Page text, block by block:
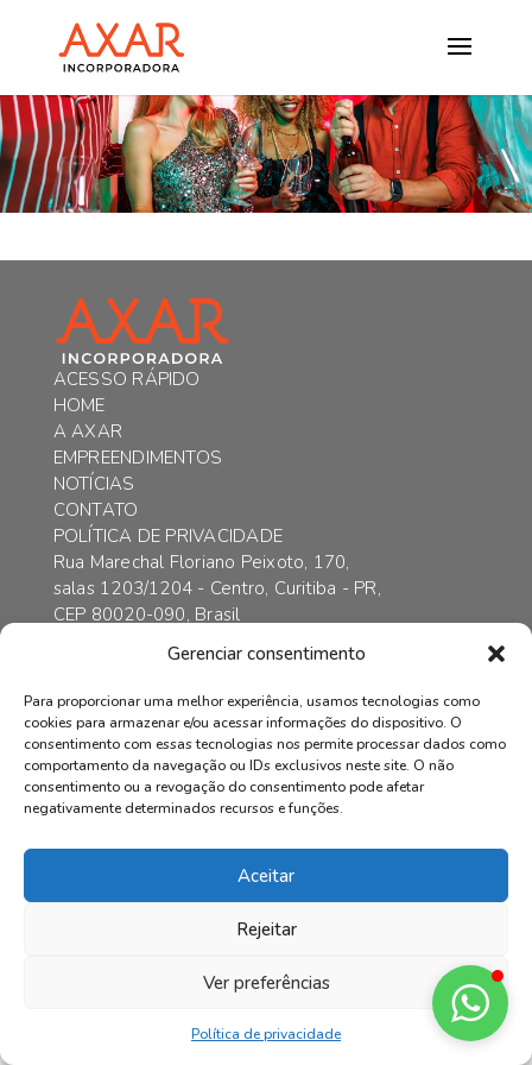
Gerenciar consentimento
Para proporcionar uma melhor experiência, usamos tecnologias como
cookies para armazenar e/ou acessar informações do dispositivo. O
consentimento com essas tecnologias nos permite processar dados como
comportamento da navegação ou IDs exclusivos neste site. O não
consentimento ou a revogação do consentimento pode afetar
negativamente determinados recursos e funções.
Aceitar
Rejeitar
Ver preferências
Política de privacidade
ACESSO RÁPIDO
HOME
A AXAR
EMPREENDIMENTOS
NOTÍCIAS
CONTATO
POLÍTICA DE PRIVACIDADE
Rua Marechal Floriano Peixoto, 170,
salas 1203/1204 - Centro, Curitiba - PR,
CEP 80020-090, Brasil
+55 41 3352-6989
+55 41 99169-4578
© AXAR INCORPADORA | Todos os direitos reservados.